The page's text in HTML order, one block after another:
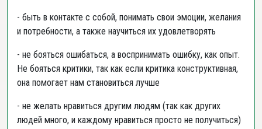
- быть в контакте с собой, понимать свои эмоции, желания
и потребности, а также научиться их удовлетворять
- не бояться ошибаться, а воспринимать ошибку, как опыт.
Не бояться критики, так как если критика конструктивная,
она помогает нам становиться лучше
- не желать нравиться другим людям (так как других
людей много, и каждому нравиться просто не получиться)